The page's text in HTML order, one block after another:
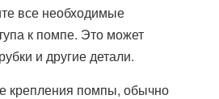
все необходимые
к помпе. Это может
и другие детали.
крепления помпы, обычно